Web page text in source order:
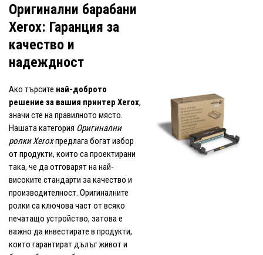
Оригинални барабани
Xerox: Гаранция за
качество и
надеждност
Ако търсите най-доброто
решение за вашия принтер Xerox,
значи сте на правилното място.
Нашата категория Оригинални
ролки Xeroxпредлага богат избор
от продукти, които са проектирани
така, че да отговарят на най-
високите стандарти за качество и
производителност. Оригиналните
ролки са ключова част от всяко
печатащо устройство, затова е
важно да инвестирате в продукти,
които гарантират дълъг живот и